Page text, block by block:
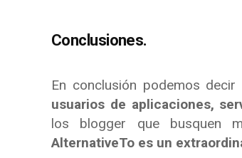
Conclusiones.
En conclusión podemos
usuarios de aplicaciones,
los blogger que busquen
AlternativeTo es un